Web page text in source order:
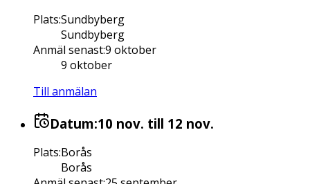
Plats:Sundbyberg
Sundbyberg
Anmäl senast:9 oktober
9 oktober
Till anmälan
Datum:10 nov. till 12 nov.
Plats:Borås
Borås